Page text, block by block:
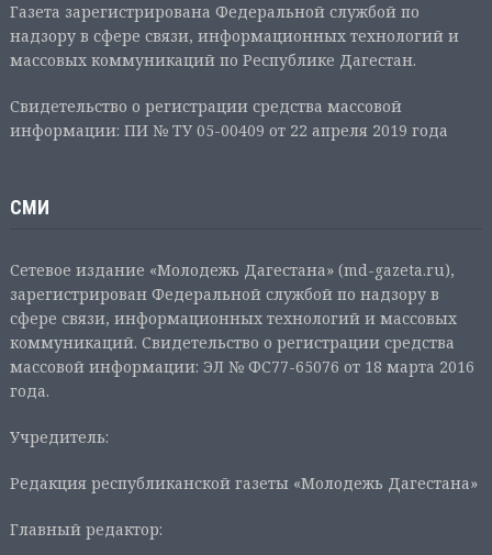
Газета зарегистрирована Федеральной службой по
надзору в сфере связи, информационных технологий и
массовых коммуникаций по Республике Дагестан.
Свидетельство о регистрации средства массовой
информации: ПИ № ТУ 05-00409 от 22 апреля 2019 года
СМИ
Сетевое издание «Молодежь Дагестана» (md-gazeta.ru),
зарегистрирован Федеральной службой по надзору в
сфере связи, информационных технологий и массовых
коммуникаций. Свидетельство о регистрации средства
массовой информации: ЭЛ № ФС77-65076 от 18 марта 2016
года.
Учредитель:
Редакция республиканской газеты «Молодежь Дагестана»
Главный редактор: